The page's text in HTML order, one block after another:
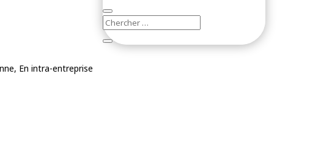
En intra-entreprise